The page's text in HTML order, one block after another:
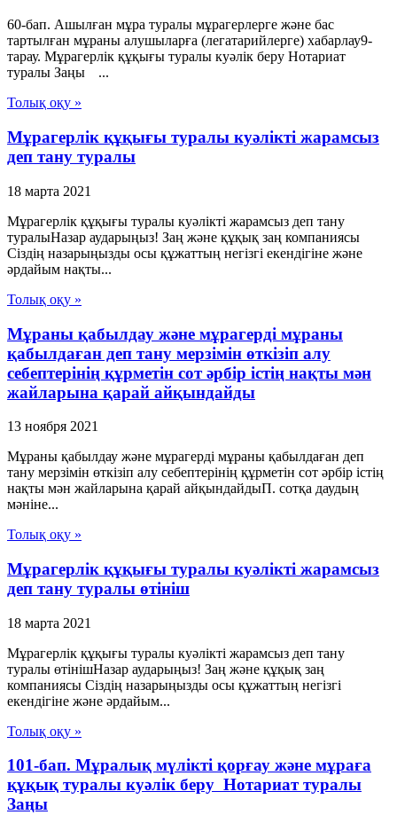
60-бап. Ашылған мұра туралы мұрагерлерге және бас
тартылған мұраны алушыларға (легатарийлерге) хабарлау9-
тарау. Мұрагерлiк құқығы туралы куәлiк беру Нотариат
туралы Заңы ...
Толық оқу »
Мұрагерлік құқығы туралы куәлікті жарамсыз
деп тану туралы
18 марта 2021
Мұрагерлік құқығы туралы куәлікті жарамсыз деп тану
туралыНазар аударыңыз! Заң және құқық заң компаниясы
Сіздің назарыңызды осы құжаттың негізгі екендігіне және
әрдайым нақты...
Толық оқу »
Мұраны қабылдау және мұрагерді мұраны
қабылдаған деп тану мерзімін өткізіп алу
себептерінің құрметін сот әрбір істің нақты мән
жайларына қарай айқындайды
13 ноября 2021
Мұраны қабылдау және мұрагерді мұраны қабылдаған деп
тану мерзімін өткізіп алу себептерінің құрметін сот әрбір істің
нақты мән жайларына қарай айқындайдыП. сотқа даудың
мәніне...
Толық оқу »
Мұрагерлік құқығы туралы куәлікті жарамсыз
деп тану туралы өтініш
18 марта 2021
Мұрагерлік құқығы туралы куәлікті жарамсыз деп тану
туралы өтінішНазар аударыңыз! Заң және құқық заң
компаниясы Сіздің назарыңызды осы құжаттың негізгі
екендігіне және әрдайым...
Толық оқу »
101-бап. Мұралық мүлiктi қорғау және мұраға
құқық туралы куәлiк беру Нотариат туралы
Заңы